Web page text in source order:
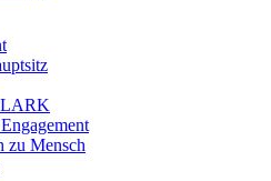
zu Mensch